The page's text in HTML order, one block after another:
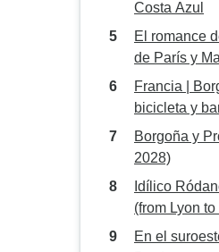
Costa Azul
El romance
de París y
Francia |
bicicleta y
Borgoña y
2028)
Idílico
(from Lyon
En el